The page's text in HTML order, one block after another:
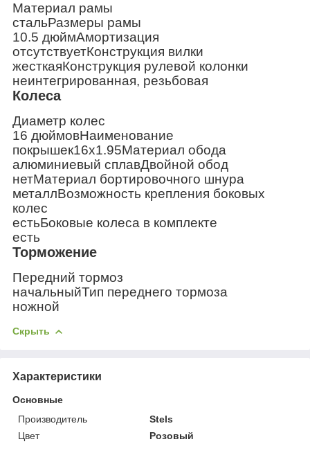
Материал рамы
стальРазмеры рамы
10.5 дюймАмортизация
отсутствуетКонструкция вилки
жесткаяКонструкция рулевой колонки
неинтегрированная, резьбовая
Колеса
Диаметр колес
16 дюймовНаименование
покрышек16х1.95Материал обода
алюминиевый сплавДвойной обод
нетМатериал бортировочного шнура
металлВозможность крепления боковых
колес
естьБоковые колеса в комплекте
есть
Торможение
Передний тормоз
начальныйТип переднего тормоза
ножной
Скрыть
Характеристики
Основные
Производитель
Stels
Цвет
Розовый